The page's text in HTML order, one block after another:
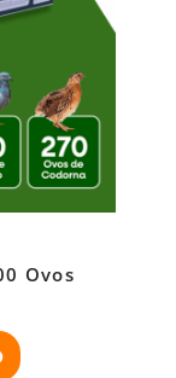
Ovos